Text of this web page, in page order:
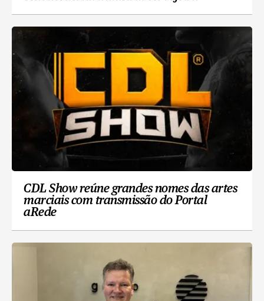
CDL Show reúne grandes nomes das artes
marciais com transmissão do Portal
aRede